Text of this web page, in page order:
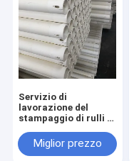
Servizio di
lavorazione del
stampaggio di rulli in
alluminio refrattari
ad alta temperatura
Miglior prezzo